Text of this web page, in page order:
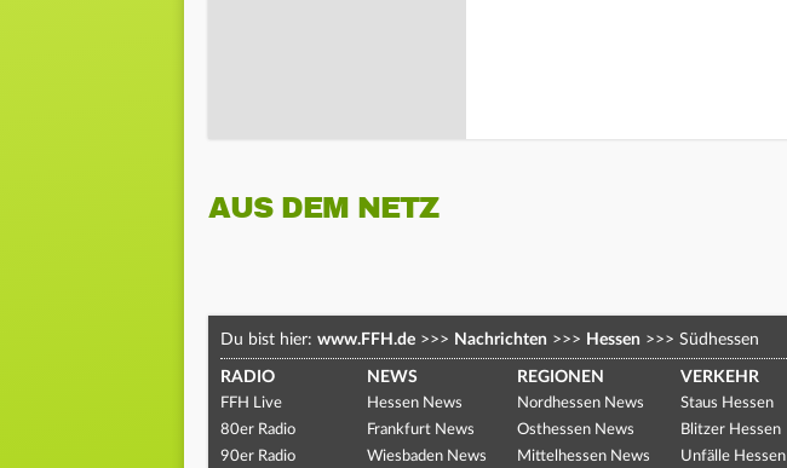
AUS DEM NETZ
Du bist hier: www.FFH.de >>> Nachrichten >>> Hessen >>> Südhessen
RADIO
FFH Live
80er Radio
90er Radio
NEWS
Hessen News
Frankfurt News
Wiesbaden News
REGIONEN
Nordhessen News
Osthessen News
Mittelhessen News
VERKEHR
Staus Hessen
Blitzer Hessen
Unfälle Hessen